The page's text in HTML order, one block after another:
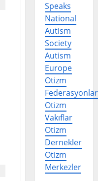
Speaks
National
Autism
Society
Autism
Europe
Otizm
Federasyonlar
Otizm
Vakıflar
Otizm
Dernekler
Otizm
Merkezler